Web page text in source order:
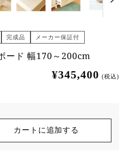
完成品 メーカー保証付
ード 幅170～200cm
¥345,400 (税込)
カートに追加する